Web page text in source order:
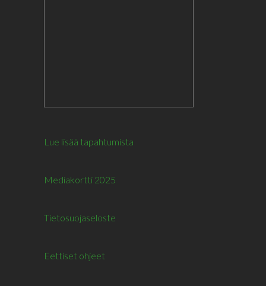
Lue lisää tapahtumista
Mediakortti 2025
Tietosuojaseloste
Eettiset ohjeet